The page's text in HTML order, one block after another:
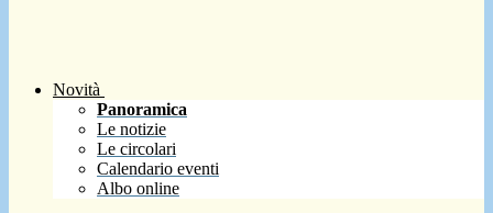
Novità
Panoramica
Le notizie
Le circolari
Calendario eventi
Albo online